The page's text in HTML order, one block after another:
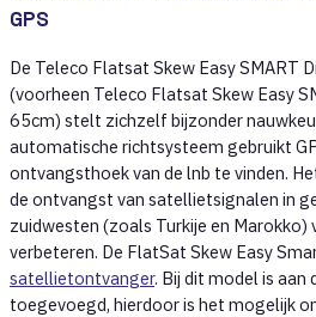
GPS
De Teleco Flatsat Skew Easy SMART
(voorheen Teleco Flatsat Skew Easy
65cm) stelt zichzelf bijzonder
automatische richtsysteem gebruikt
ontvangsthoek van de lnb te vinden.
de ontvangst van satellietsignalen in
zuidwesten (zoals Turkije en
verbeteren. De FlatSat Skew Easy
satellietontvanger. Bij dit model is
toegevoegd, hierdoor is het mogelijk